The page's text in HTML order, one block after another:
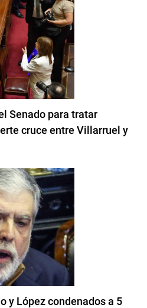
Senado para tratar
cruce entre Villarruel y
y López condenados a 5